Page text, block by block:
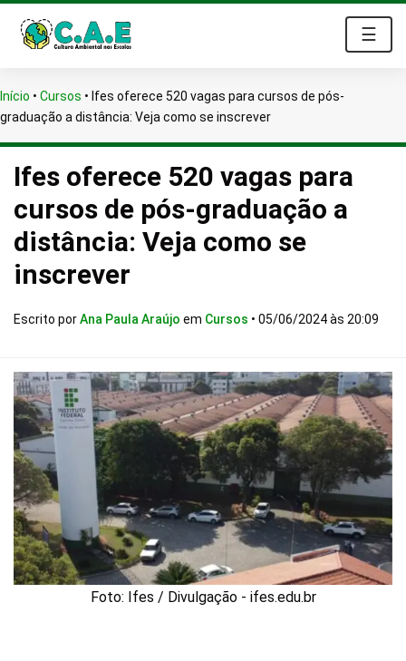
☰
Início • Cursos • Ifes oferece 520 vagas para cursos de pós-
graduação a distância: Veja como se inscrever
Ifes oferece 520 vagas para
cursos de pós-graduação a
distância: Veja como se
inscrever
Escrito porAna Paula Araújo em Cursos • 05/06/2024 às 20:09
Foto: Ifes / Divulgação - ifes.edu.br